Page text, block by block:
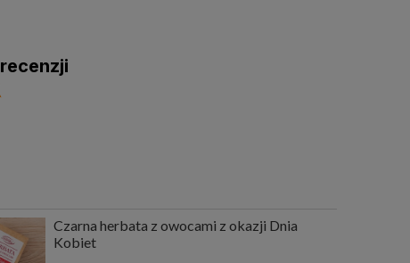
Czarna herbata z owocami z okazji Dnia
Kobiet